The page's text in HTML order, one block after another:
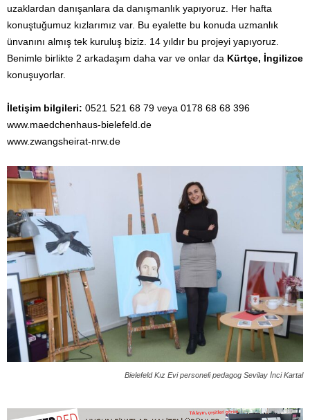
uzaklardan danışanlara da danışmanlık yapıyoruz. Her hafta
konuştuğumuz kızlarımız var. Bu eyalette bu konuda uzmanlık
ünvanını almış tek kuruluş biziz. 14 yıldır bu projeyi yapıyoruz.
Benimle birlikte 2 arkadaşım daha var ve onlar da Kürtçe, İngilizce
konuşuyorlar.
İletişim bilgileri: 0521 521 68 79 veya 0178 68 68 396
www.maedchenhaus-bielefeld.de
www.zwangsheirat-nrw.de
Bielefeld Kız Evi personeli pedagog Sevilay İnci Kartal